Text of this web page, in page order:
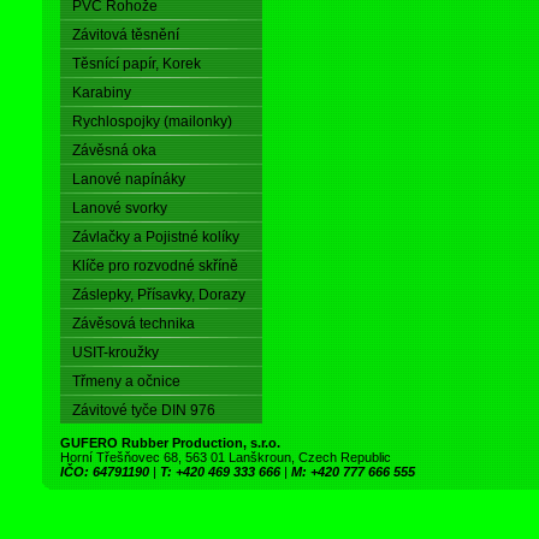
PVC Rohože
Závitová těsnění
Těsnící papír, Korek
Karabiny
Rychlospojky (mailonky)
Závěsná oka
Lanové napínáky
Lanové svorky
Závlačky a Pojistné kolíky
Klíče pro rozvodné skříně
Záslepky, Přísavky, Dorazy
Závěsová technika
USIT-kroužky
Třmeny a očnice
Závitové tyče DIN 976
GUFERO Rubber Production, s.r.o.
Horní Třešňovec 68, 563 01 Lanškroun, Czech Republic
IČO: 64791190 | T: +420 469 333 666 | M: +420 777 666 555